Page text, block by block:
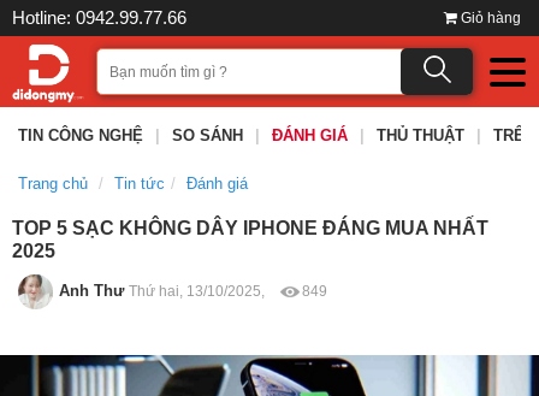
Hotline: 0942.99.77.66 Giỏ hàng
TIN CÔNG NGHỆ SO SÁNH ĐÁNH GIÁ THỦ THUẬT TRÊN
Trang chủ Tin tức Đánh giá
TOP 5 SẠC KHÔNG DÂY IPHONE ĐÁNG MUA NHẤT
2025
Anh Thư Thứ hai, 13/10/2025, 849